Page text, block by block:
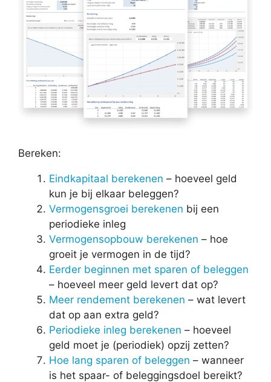
Bereken:
Eindkapitaal berekenen – hoeveel geld
kun je bij elkaar beleggen?
Vermogensgroei berekenen bij een
periodieke inleg
Vermogensopbouw berekenen – hoe
groeit je vermogen in de tijd?
Eerder beginnen met sparen of beleggen
– hoeveel meer geld levert dat op?
Meer rendement berekenen – wat levert
dat op aan extra geld?
Periodieke inleg berekenen – hoeveel
geld moet je (periodiek) opzij zetten?
Hoe lang sparen of beleggen – wanneer
is het spaar- of beleggingsdoel bereikt?